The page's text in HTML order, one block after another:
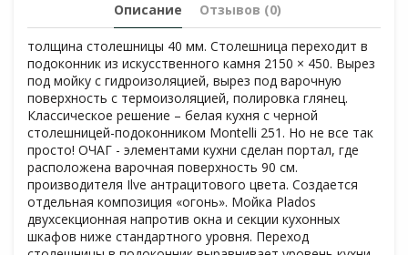
Описание Отзывов (0)
толщина столешницы 40 мм. Столешница переходит в
подоконник из искусственного камня 2150 × 450. Вырез
под мойку с гидроизоляцией, вырез под варочную
поверхность с термоизоляцией, полировка глянец.
Классическое решение – белая кухня с черной
столешницей-подоконником Montelli 251. Но не все так
просто! ОЧАГ - элементами кухни сделан портал, где
расположена варочная поверхность 90 см.
производителя Ilve антрацитового цвета. Создается
отдельная композиция «огонь». Мойка Plados
двухсекционная напротив окна и секции кухонных
шкафов ниже стандартного уровня. Переход